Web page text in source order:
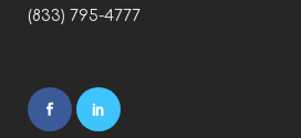
(833) 795-4777